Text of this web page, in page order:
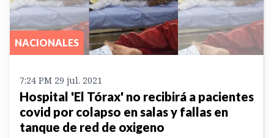
NACIONALES
7:24 PM 29 jul. 2021
Hospital 'El Tórax' no recibirá a pacientes
covid por colapso en salas y fallas en
tanque de red de oxigeno